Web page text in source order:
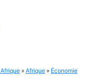
» Afrique » Économie